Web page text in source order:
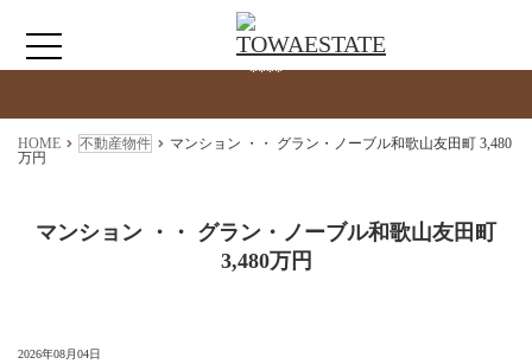
HOME
検索物件の詳細
****
HOME 不動産物件
マンション ・・ グラン・ノーブル和歌山友田町 3,480
万円
マンション ・・ グラン・ノーブル和歌山友田町
3,480万円
2026年08月04日